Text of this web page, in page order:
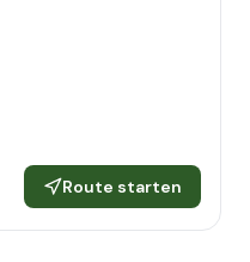
Route starten